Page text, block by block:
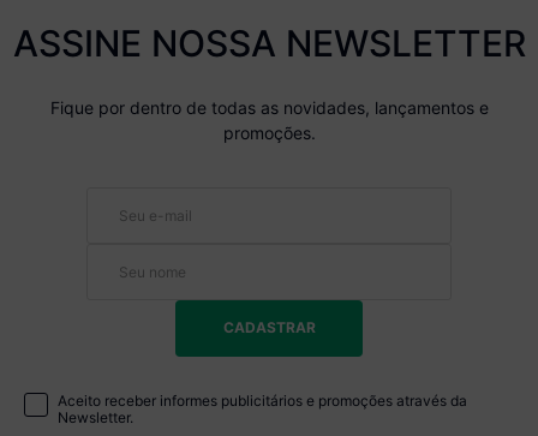
ASSINE NOSSA NEWSLETTER
Fique por dentro de todas as novidades, lançamentos e
promoções.
CADASTRAR
Aceito receber informes publicitários e promoções através da
Newsletter.